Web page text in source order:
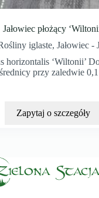
Jałowiec płożący
iglaste,Jałowiec -
horizontalis ‘Wiltonii’
przy zaledwie
Zapytaj o szczegóły